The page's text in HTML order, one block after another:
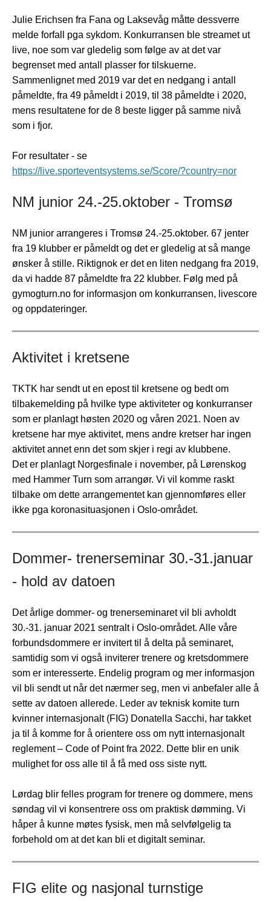
Julie Erichsen fra Fana og Laksevåg måtte dessverre
melde forfall pga sykdom. Konkurransen ble streamet ut
live, noe som var gledelig som følge av at det var
begrenset med antall plasser for tilskuerne.
Sammenlignet med 2019 var det en nedgang i antall
påmeldte, fra 49 påmeldt i 2019, til 38 påmeldte i 2020,
mens resultatene for de 8 beste ligger på samme nivå
som i fjor.
For resultater - se
https://live.sporteventsystems.se/Score/?country=nor
NM junior 24.-25.oktober - Tromsø
NM junior arrangeres i Tromsø 24.-25.oktober. 67 jenter
fra 19 klubber er påmeldt og det er gledelig at så mange
ønsker å stille. Riktignok er det en liten nedgang fra 2019,
da vi hadde 87 påmeldte fra 22 klubber. Følg med på
gymogturn.no for informasjon om konkurransen, livescore
og oppdateringer.
Aktivitet i kretsene
TKTK har sendt ut en epost til kretsene og bedt om
tilbakemelding på hvilke type aktiviteter og konkurranser
som er planlagt høsten 2020 og våren 2021. Noen av
kretsene har mye aktivitet, mens andre kretser har ingen
aktivitet annet enn det som skjer i regi av klubbene.
Det er planlagt Norgesfinale i november, på Lørenskog
med Hammer Turn som arrangør. Vi vil komme raskt
tilbake om dette arrangementet kan gjennomføres eller
ikke pga koronasituasjonen i Oslo-området.
Dommer- trenerseminar 30.-31.januar
- hold av datoen
Det årlige dommer- og trenerseminaret vil bli avholdt
30.-31. januar 2021 sentralt i Oslo-området. Alle våre
forbundsdommere er invitert til å delta på seminaret,
samtidig som vi også inviterer trenere og kretsdommere
som er interesserte. Endelig program og mer informasjon
vil bli sendt ut når det nærmer seg, men vi anbefaler alle å
sette av datoen allerede. Leder av teknisk komite turn
kvinner internasjonalt (FIG) Donatella Sacchi, har takket
ja til å komme for å orientere oss om nytt internasjonalt
reglement – Code of Point fra 2022. Dette blir en unik
mulighet for oss alle til å få med oss siste nytt.
Lørdag blir felles program for trenere og dommere, mens
søndag vil vi konsentrere oss om praktisk dømming. Vi
håper å kunne møtes fysisk, men må selvfølgelig ta
forbehold om at det kan bli et digitalt seminar.
FIG elite og nasjonal turnstige